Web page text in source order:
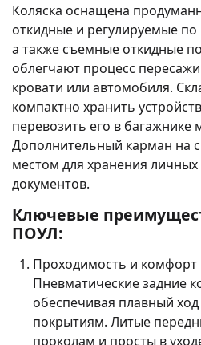
Коляска оснащена
откидные и регулируемые
а также съемные откидные
облегчают процесс
кровати или автомобиля.
компактно хранить
перевозить его в
Дополнительный карман на
местом для хранения
документов.
Ключевые
ПОУЛ:
Проходимость и комфорт
Пневматические задние
обеспечивая плавный
покрытиям. Литые
проколам и просты в